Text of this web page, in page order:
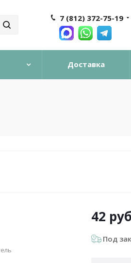
7 (812) 372-75-19
Доставка
42
Под